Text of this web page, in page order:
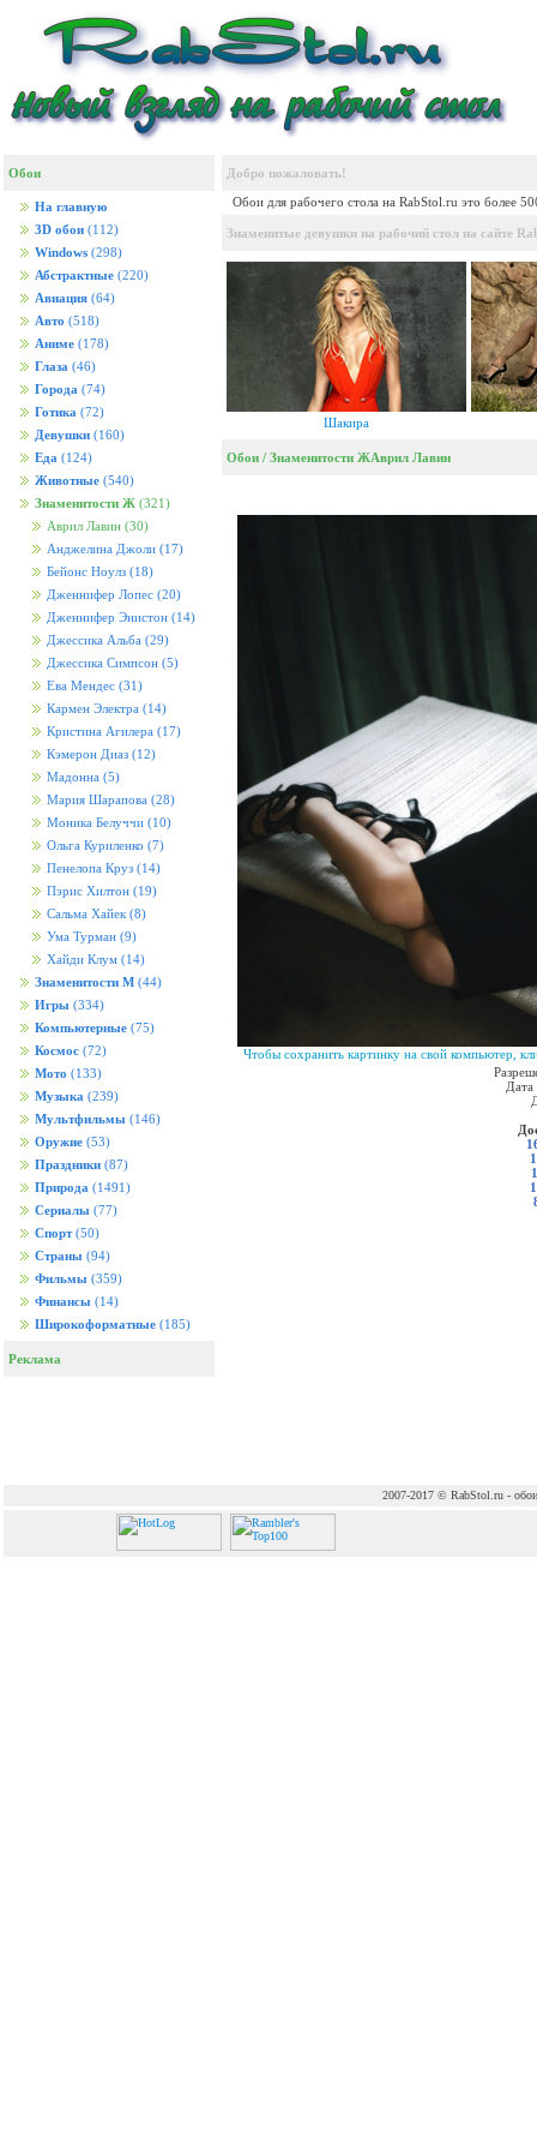
Обои
На главную
3D обои (112)
Windows (298)
Абстрактные (220)
Авиация (64)
Авто (518)
Аниме (178)
Глаза (46)
Города (74)
Готика (72)
Девушки (160)
Еда (124)
Животные (540)
Знаменитости Ж (321)
Аврил Лавин (30)
Анджелина Джоли (17)
Бейонс Ноулз (18)
Дженнифер Лопес (20)
Дженнифер Энистон (14)
Джессика Альба (29)
Джессика Симпсон (5)
Ева Мендес (31)
Кармен Электра (14)
Кристина Агилера (17)
Кэмерон Диаз (12)
Мадонна (5)
Мария Шарапова (28)
Моника Белуччи (10)
Ольга Куриленко (7)
Пенелопа Круз (14)
Пэрис Хилтон (19)
Сальма Хайек (8)
Ума Турман (9)
Хайди Клум (14)
Знаменитости М (44)
Игры (334)
Компьютерные (75)
Космос (72)
Мото (133)
Музыка (239)
Мультфильмы (146)
Оружие (53)
Праздники (87)
Природа (1491)
Сериалы (77)
Спорт (50)
Страны (94)
Фильмы (359)
Финансы (14)
Широкоформатные (185)
Реклама
Добро пожаловать!
Обои для рабочего стола на RabStol.ru это более
Знаменитые девушки на рабочий стол на сайте
Шакира
Обои / Знаменитости ЖАврил Лавин
Чтобы сохранить картинку на свой компьютер,
Дата
2007-2017 © RabStol.ru - обои